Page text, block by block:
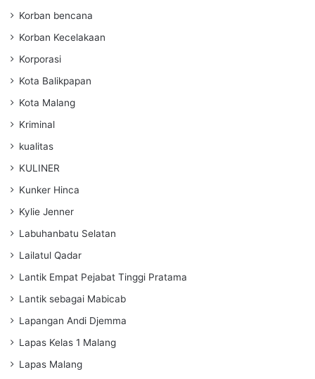
Korban bencana
Korban Kecelakaan
Korporasi
Kota Balikpapan
Kota Malang
Kriminal
kualitas
KULINER
Kunker Hinca
Kylie Jenner
Labuhanbatu Selatan
Lailatul Qadar
Lantik Empat Pejabat Tinggi Pratama
Lantik sebagai Mabicab
Lapangan Andi Djemma
Lapas Kelas 1 Malang
Lapas Malang